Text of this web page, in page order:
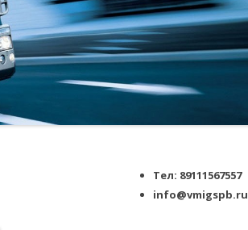
Тел: 89111567557
info@vmigspb.ru